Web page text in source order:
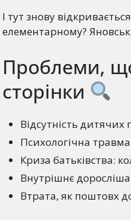
І тут знову
елементарному?
Проблеми,
сторінки
Відсутність
Психологічна
Криза батьківства:
Внутрішнє
Втрата, як поштовх